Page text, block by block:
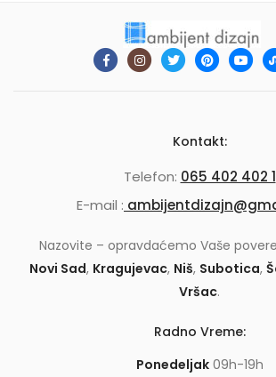
Kontakt:
Telefon: 065 402 402 1
E-mail :
Nazovite – opravdaćemo Vaše
Novi Sad, Kragujevac, Niš, Subotica,
Vršac.
Radno Vreme:
Ponedeljak09h-19h